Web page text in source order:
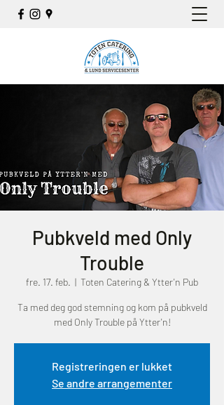
Pubkveld med Only
Trouble
fre. 17. feb.
  |
Toten Catering & Ytter'n Pub
Ta med deg god stemning og kom på pubkveld
med Only Trouble på Ytter'n!
Registreringen er lukket
Se andre arrangementer